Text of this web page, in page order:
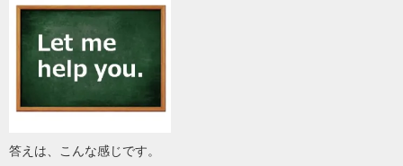
答えは、こんな感じです。